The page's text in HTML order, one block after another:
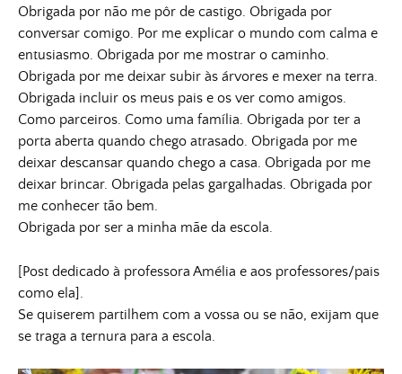
Obrigada por não me pôr de castigo. Obrigada por
conversar comigo. Por me explicar o mundo com calma e
entusiasmo. Obrigada por me mostrar o caminho.
Obrigada por me deixar subir às árvores e mexer na terra.
Obrigada incluir os meus pais e os ver como amigos.
Como parceiros. Como uma família. Obrigada por ter a
porta aberta quando chego atrasado. Obrigada por me
deixar descansar quando chego a casa. Obrigada por me
deixar brincar. Obrigada pelas gargalhadas. Obrigada por
me conhecer tão bem.
Obrigada por ser a minha mãe da escola.
[Post dedicado à professora Amélia e aos professores/pais
como ela].
Se quiserem partilhem com a vossa ou se não, exijam que
se traga a ternura para a escola.